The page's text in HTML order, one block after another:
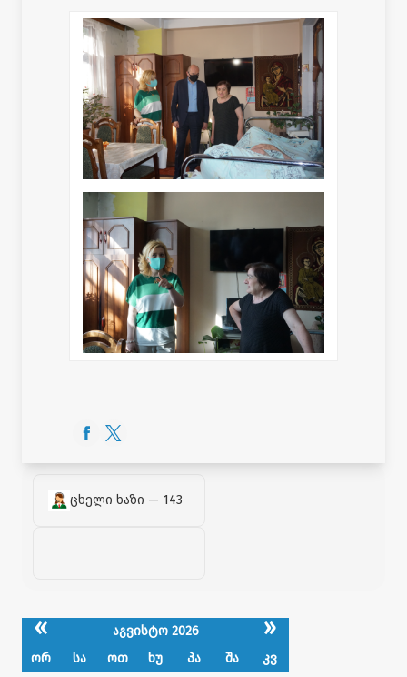
ცხელი ხაზი — 143
« აგვისტო 2026 »
ორ სა ოთ ხუ პა შა
კვ